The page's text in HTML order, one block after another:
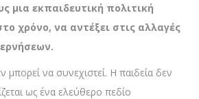
μια εκπαιδευτική πολιτική
χρόνο, να αντέξει στις αλλαγές
να συνεχιστεί. Η παιδεία δεν
ως ένα ελεύθερο πεδίο